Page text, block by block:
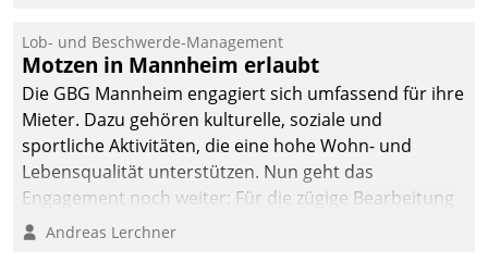
Lob- und Beschwerde-Management
Motzen in Mannheim erlaubt
Die GBG Mannheim engagiert sich umfassend für ihre
Mieter. Dazu gehören kulturelle, soziale und
sportliche Aktivitäten, die eine hohe Wohn- und
Lebensqualität unterstützen. Nun geht das
Engagement noch weiter: Für die zügige Bearbeitung
von Beschwerden – oder Lob – richtet das
Andreas Lerchner